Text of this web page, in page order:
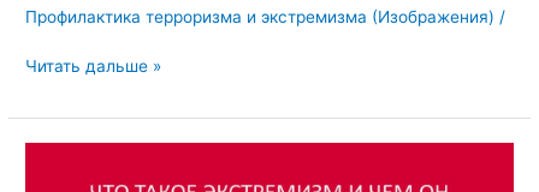
Профилактика терроризма и экстремизма (Изображения) /
Распространение
терроризма:
причины,
Читать дальше »